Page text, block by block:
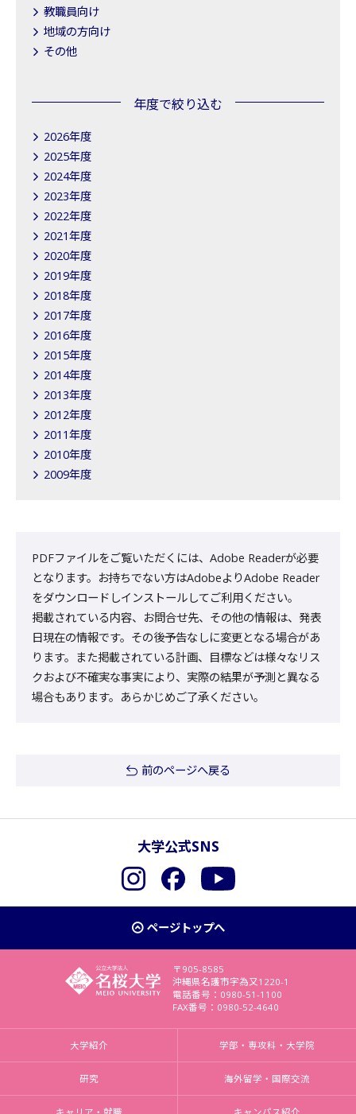
教職員向け
地域の方向け
その他
年度で絞り込む
2026年度
2025年度
2024年度
2023年度
2022年度
2021年度
2020年度
2019年度
2018年度
2017年度
2016年度
2015年度
2014年度
2013年度
2012年度
2011年度
2010年度
2009年度
PDFファイルをご覧いただくには、Adobe Readerが必要
となります。お持ちでない方はAdobeよりAdobe Reader
をダウンロードしインストールしてご利用ください。
掲載されている内容、お問合せ先、その他の情報は、発表
日現在の情報です。その後予告なしに変更となる場合があ
ります。また掲載されている計画、目標などは様々なリス
クおよび不確実な事実により、実際の結果が予測と異なる
場合もあります。あらかじめご了承ください。
前のページへ戻る
大学公式SNS
InstagramFacebookYouTube
ページトップへ
〒905-8585
沖縄県名護市字為又1220-1
電話番号：0980-51-1100
FAX番号：0980-52-4640
大学紹介 学部・専攻科・大学院
研究 海外留学・国際交流